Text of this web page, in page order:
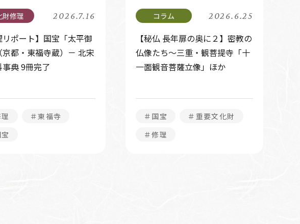
2026.7.16
リポート】国宝「太平御
京都・東福寺蔵）－ 北宋
事典 9冊完了
＃東福寺
2026.6.25
【秘仏 長年扉の奥に２】密教の
仏像たち～三重・観菩提寺「十
一面観音菩薩立像」ほか
＃国宝
＃重要文化財
＃修理